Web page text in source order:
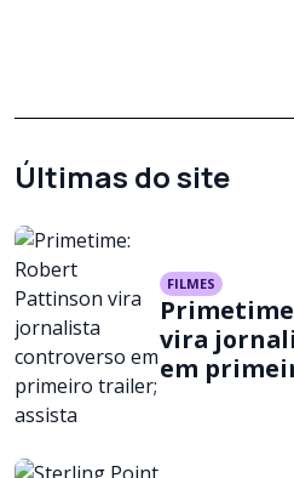
Últimas do site
FILMES
vira
em